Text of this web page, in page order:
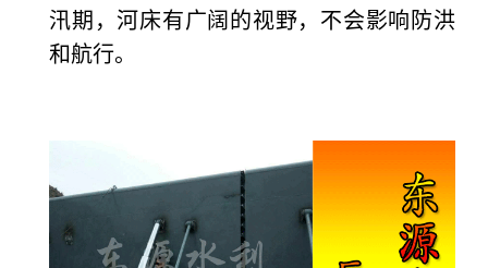
汛期，河床有广阔的视野，不会影响防洪
和航行。